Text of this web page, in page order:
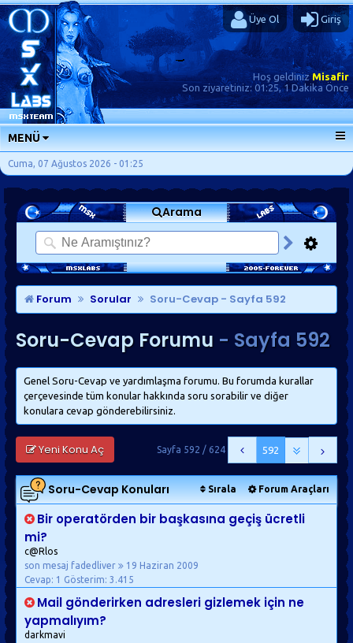
Üye Ol Giriş
Hoş geldinizMisafir
Son ziyaretiniz: 01:25, 1 Dakika Önce
MENÜ
ANA SAYFA
FORUMLAR
SORU-CEVAP
GÜNLÜKLER
SON MESAJLAR
KISAYOLLAR
Cuma, 07 Ağustos 2026 - 01:25
Arama
Forum Sorular Soru-Cevap - Sayfa 592
Soru-Cevap Forumu - Sayfa 592
Genel Soru-Cevap ve yardımlaşma forumu. Bu forumda kurallar
çerçevesinde tüm konular hakkında soru sorabilir ve diğer
konulara cevap gönderebilirsiniz.
Yeni Konu Aç 592
Sayfa 592 / 624
Sırala Forum Araçları
Soru-CevapKonuları
Bir operatörden bir başkasına geçiş ücretli
mi?
c@Rlos
son mesaj fadedliver
19 Haziran 2009
Cevap: 1 Gösterim: 3.415
Mail gönderirken adresleri gizlemek için ne
yapmalıyım?
darkmavi